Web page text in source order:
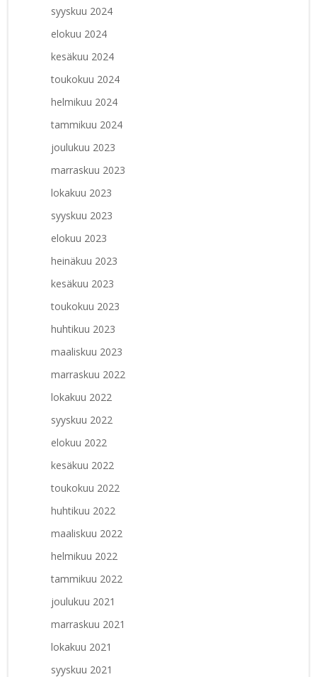
syyskuu 2024
elokuu 2024
kesäkuu 2024
toukokuu 2024
helmikuu 2024
tammikuu 2024
joulukuu 2023
marraskuu 2023
lokakuu 2023
syyskuu 2023
elokuu 2023
heinäkuu 2023
kesäkuu 2023
toukokuu 2023
huhtikuu 2023
maaliskuu 2023
marraskuu 2022
lokakuu 2022
syyskuu 2022
elokuu 2022
kesäkuu 2022
toukokuu 2022
huhtikuu 2022
maaliskuu 2022
helmikuu 2022
tammikuu 2022
joulukuu 2021
marraskuu 2021
lokakuu 2021
syyskuu 2021